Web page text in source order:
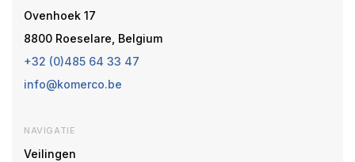
Ovenhoek 17
8800 Roeselare, Belgium
+32 (0)485 64 33 47
info@komerco.be
NAVIGATIE
Veilingen